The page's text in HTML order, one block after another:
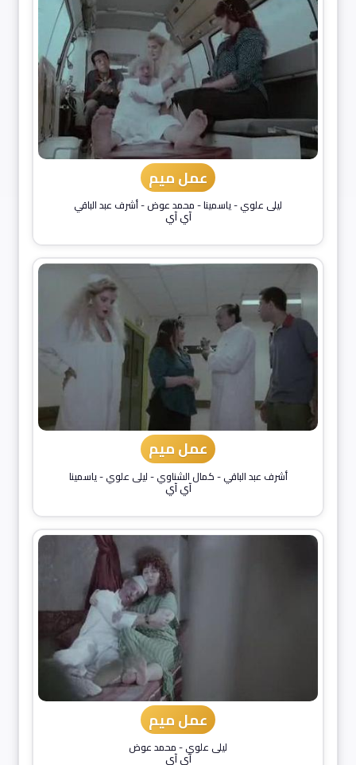
عمل ميم
ليلى علوي-ياسمينا-محمد عوض-أشرف عبد الباقي
آي آي
عمل ميم
أشرف عبد الباقي-كمال الشناوي-ليلى علوي-ياسمينا
آي آي
عمل ميم
ليلى علوي-محمد عوض
آي آي